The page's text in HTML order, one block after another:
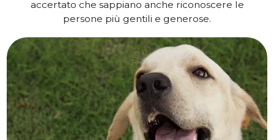
accertato che sappiano anche riconoscere le
persone più gentili e generose.